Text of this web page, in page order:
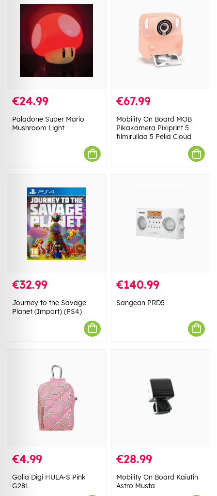
€24.99
Paladone Super Mario
Mushroom Light
€67.99
Mobility On Board MOB
Pikakamera Pixiprint 5
filmirullaa 5 Peliä Cloud
€32.99
Journey to the Savage
Planet (Import) (PS4)
€140.99
Sangean PRD5
€4.99
Golla Digi HULA-S Pink
G281
€28.99
Mobility On Board Kaiutin
Astro Musta